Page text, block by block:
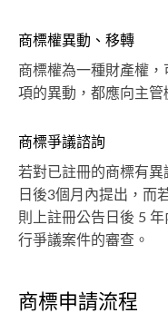
商標權異動、移轉
商標權為一種財產權
項的異動，都應向主管
商標爭議諮詢
若對已註冊的商標有
日後3個月內提出，而
則上註冊公告日後 5
行爭議案件的審查。
商標申請流程